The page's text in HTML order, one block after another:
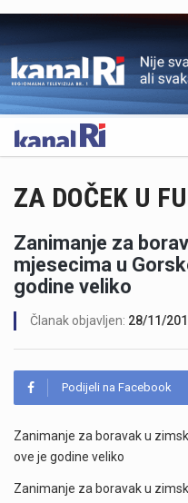
ZA DOČEK U
Zanimanje za
mjesecima u
godine veliko
Članak objavljen: 28/11/
Podijeli na Facebook
Zanimanje za boravak u
ove je godine veliko
Zanimanje za boravak u